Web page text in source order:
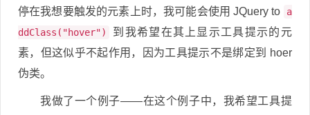
停在我想要触发的元素上时，我可能会使用 JQuery to
a
ddClass("hover")
到我希望在其上显示工具提示的元
素，但这似乎不起作用，因为工具提示不是绑定到 hoer
伪类。
我做了一个例子——在这个例子中，我希望工具提